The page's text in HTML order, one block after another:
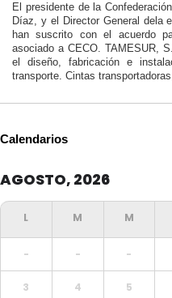
El presidente de la
Díaz, y el Director General dela
han suscrito con el acuerdo
asociado a CECO. TAMESUR,
el diseño, fabricación e
transporte. Cintas
Calendarios
AGOSTO, 2026
- - -
3 4 5